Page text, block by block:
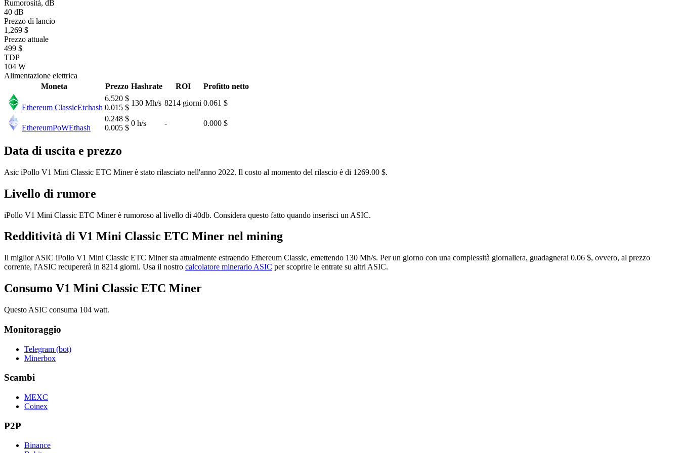
Rumorosità, dB
40 dB
Prezzo di lancio
1,269 $
Prezzo attuale
499 $
TDP
104 W
Alimentazione elettrica
Moneta
Prezzo Hashrate ROI Profitto netto
Ethereum ClassicEtchash
6.520 $
0.015 $
130 Mh/s 8214 giorni 0.061 $
EthereumPoWEthash
0.248 $
0.005 $
0 h/s - 0.000 $
Data di uscita e prezzo
Asic iPollo V1 Mini Classic ETC Miner è stato rilasciato nell'anno 2022. Il costo al momento del rilascio è di 1269.00 $.
Livello di rumore
iPollo V1 Mini Classic ETC Miner è rumoroso al livello di 40db. Considera questo fatto quando inserisci un ASIC.
Redditività di V1 Mini Classic ETC Miner nel mining
Il miglior ASIC iPollo V1 Mini Classic ETC Miner sta attualmente estraendo Ethereum Classic, emettendo 130 Mh/s. Per un giorno con una complessità giornaliera, guadagnerai 0.06 $, ovvero, al prezzo
corrente, l'ASIC recupererà in 8214 giorni. Usa il nostro calcolatore minerario ASIC per scoprire le entrate su altri ASIC.
Consumo V1 Mini Classic ETC Miner
Questo ASIC consuma 104 watt.
Monitoraggio
Telegram (bot)
Minerbox
Scambi
MEXC
Coinex
P2P
Binance